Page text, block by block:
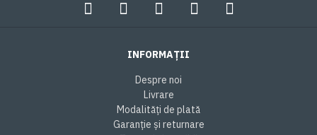
INFORMAȚII
Despre noi
Livrare
Modalități de plată
Garanție și returnare